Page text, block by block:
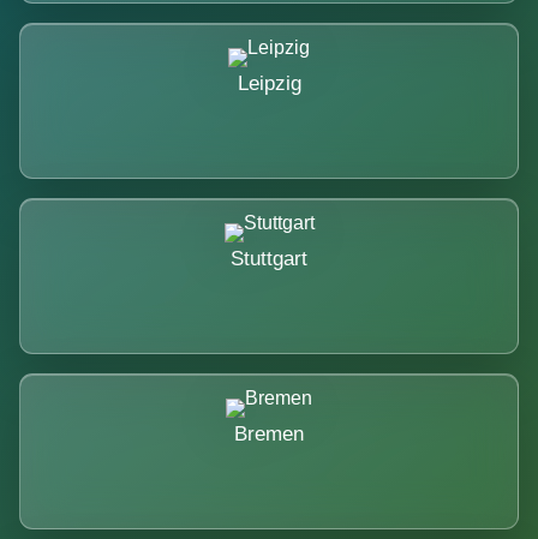
Leipzig
Stuttgart
Bremen